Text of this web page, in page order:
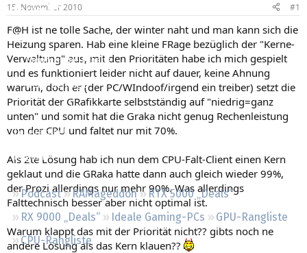
Forum
Aktuelles
Empfohlene Inhalte
Neue Beiträge
Neueste Aktivitäten
Leserartikel
Regeln
Podcast RAMageddon
RTX 5000 „Deals“
RX 9000 „Deals“
Ideale Gaming-PCs
GPU-Rangliste
CPU-Rangliste
e
r
t
a
m
15. November 2010 #1
F@H ist ne tolle Sache, der winter naht und man kann sich die
Heizung sparen. Hab eine kleine FRage bezüglich der "Kerne-
Verwaltung" aus, mit den Prioritäten habe ich mich gespielt
und es funktioniert leider nicht auf dauer, keine Ahnung
warum, doch er (der PC/WIndoof/irgend ein treiber) setzt die
Priorität der GRafikkarte selbstständig auf "niedrig=ganz
unten" und somit hat die Graka nicht genug Rechenleistung
von der CPU und faltet nur mit 70%.
Als 2te Lösung hab ich nun dem CPU-Falt-Client einen Kern
geklaut und die GRaka hatte dann auch gleich wieder 99%,
der Prozi allerdings nur mehr 90%. Was allerdings
Falttechnisch besser aber nicht optimal ist.
Warum klappt das mit der Priorität nicht?? gibts noch ne
andere Lösung als das Kern klauen??